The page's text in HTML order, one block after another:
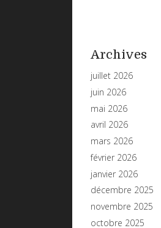
Archives
juillet 2026
juin 2026
mai 2026
avril 2026
mars 2026
février 2026
janvier 2026
décembre 2025
novembre 2025
octobre 2025